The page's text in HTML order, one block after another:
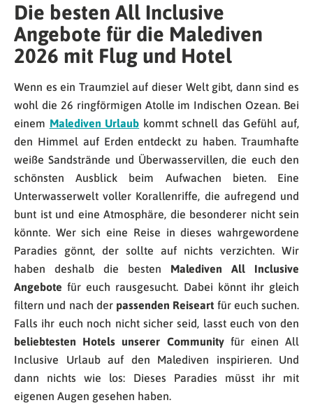
Die besten All Inclusive
Angebote für die Malediven
2026 mit Flug und Hotel
Wenn es ein Traumziel auf dieser Welt gibt, dann sind es
wohl die 26 ringförmigen Atolle im Indischen Ozean. Bei
einem Malediven Urlaub kommt schnell das Gefühl auf,
den Himmel auf Erden entdeckt zu haben. Traumhafte
weiße Sandstrände und Überwasservillen, die euch den
schönsten Ausblick beim Aufwachen bieten. Eine
Unterwasserwelt voller Korallenriffe, die aufregend und
bunt ist und eine Atmosphäre, die besonderer nicht sein
könnte. Wer sich eine Reise in dieses wahrgewordene
Paradies gönnt, der sollte auf nichts verzichten. Wir
haben deshalb die besten Malediven All Inclusive
Angebote für euch rausgesucht. Dabei könnt ihr gleich
filtern und nach der passenden Reiseart für euch suchen.
Falls ihr euch noch nicht sicher seid, lasst euch von den
beliebtesten Hotels unserer Communityfür einen All
Inclusive Urlaub auf den Malediven inspirieren. Und
dann nichts wie los: Dieses Paradies müsst ihr mit
eigenen Augen gesehen haben.